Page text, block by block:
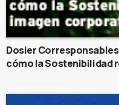
Dosier
cómo la Sostenibilidad